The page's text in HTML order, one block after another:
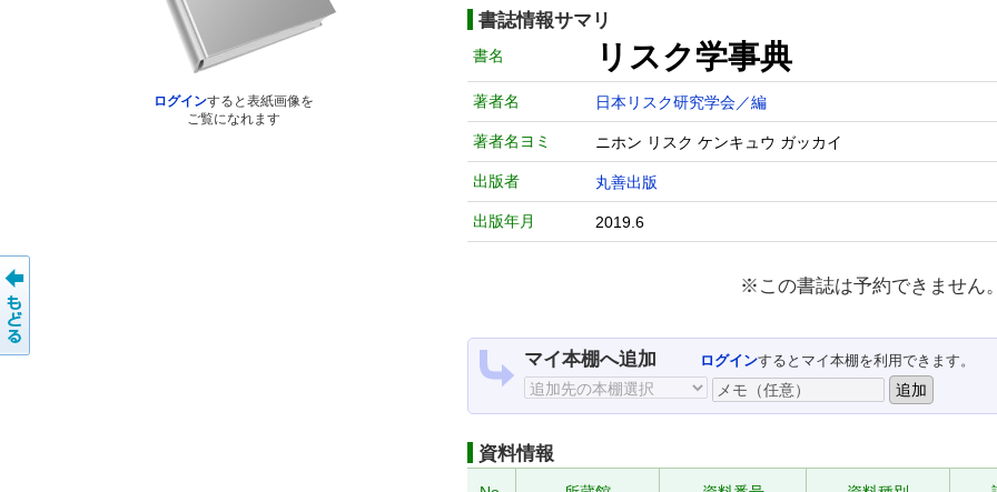
ログインすると表紙画像を
ご覧になれます
書誌情報サマリ
書名 リスク学事典
著者名 日本リスク研究学会／編
著者名ヨミ ニホン リスク ケンキュウ ガッカイ
出版者 丸善出版
出版年月 2019.6
※この書誌は予約できません。
マイ本棚へ追加 ログインするとマイ本棚を利用できます。
資料情報